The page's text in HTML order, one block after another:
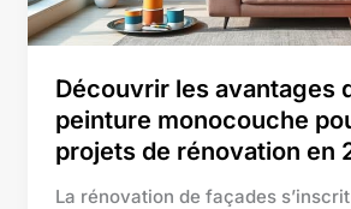
Découvrir les avantages
peinture monocouche
projets de rénovation en
La rénovation de façades
vos
projets
rénovation
en
2025